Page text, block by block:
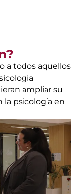
a todos aquellos
ampliar su
la psicología en